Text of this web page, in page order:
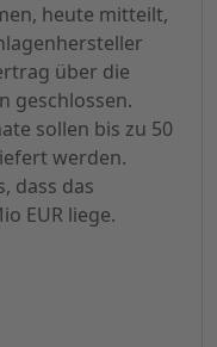
heute mitteilt,
über die
geschlossen.
sollen bis zu 50
werden.
dass das
EUR liege.